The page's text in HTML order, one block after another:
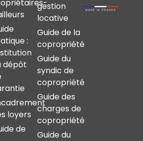
:
dépôt
loyers
de
gestion
locative
Guide de la
copropriété
Guide du
syndic de
copropriété
Guide des
charges de
copropriété
Guide du